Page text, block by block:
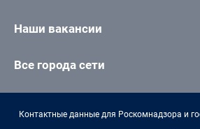
Наши вакансии
Все города сети
Контактные данные для Роскомнадзора и